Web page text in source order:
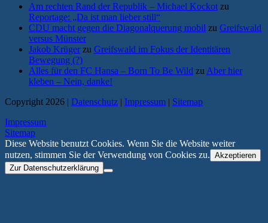
Am rechten Rand der Republik – Michael Kockot zu
Reportage: „Da ist man lieber still“
CDU macht gegen die Diagonalquerung mobil zu Greifswald
versus Münster
Jakob Krüger zu Greifswald im Fokus der Identitären
Bewegung (?)
Alles für den FC Hansa – Born To Be Wild zu Aber hier
kleben – Nein, danke!
Copyright 2026 | Datenschutz | Impressum | Sitemap
Impressum
Sitemap
Diese Website benutzt Cookies. Wenn Sie die Website weiter
nutzen, stimmen Sie der Verwendung von Cookies zu. Akzeptieren
Zur Datenschutzerklärung